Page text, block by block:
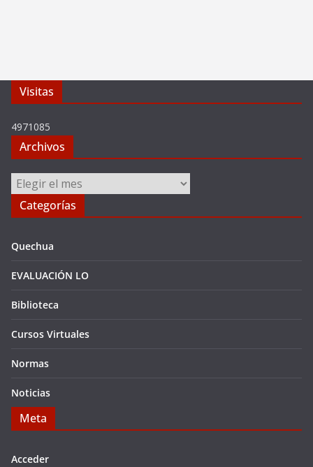
Visitas
4971085
Archivos
Archivos
Categorías
Quechua
EVALUACIÓN LO
Biblioteca
Cursos Virtuales
Normas
Noticias
Meta
Acceder